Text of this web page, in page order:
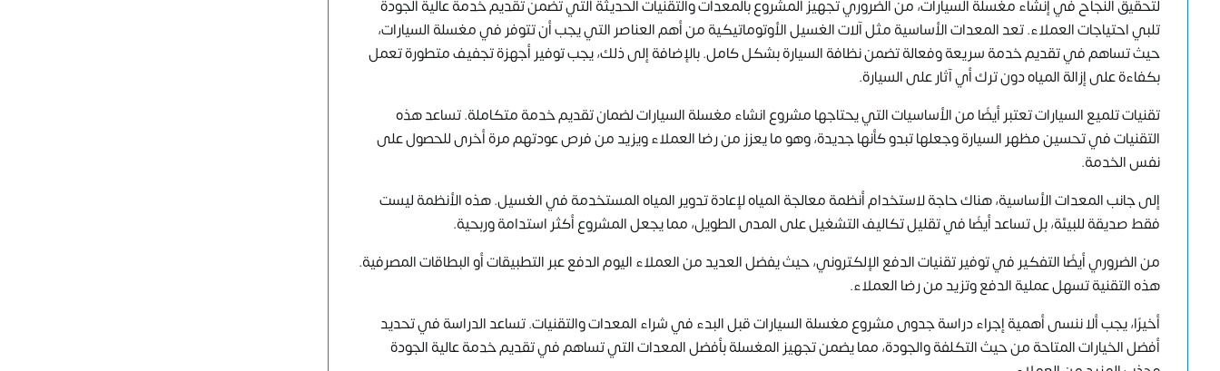
لتحقيق النجاح في إنشاء مغسلة السيارات، من الضروري تجهيز المشروع بالمعدات والتقنيات الحديثة التي تضمن تقديم خدمة عالية الجودة
تلبي احتياجات العملاء. تعد المعدات الأساسية مثل آلات الغسيل الأوتوماتيكية من أهم العناصر التي يجب أن تتوفر في مغسلة السيارات،
حيث تساهم في تقديم خدمة سريعة وفعالة تضمن نظافة السيارة بشكل كامل. بالإضافة إلى ذلك، يجب توفير أجهزة تجفيف متطورة تعمل
بكفاءة على إزالة المياه دون ترك أي آثار على السيارة.
تقنيات تلميع السيارات تعتبر أيضًا من الأساسيات التي يحتاجها مشروع انشاء مغسلة السيارات لضمان تقديم خدمة متكاملة. تساعد هذه
التقنيات في تحسين مظهر السيارة وجعلها تبدو كأنها جديدة، وهو ما يعزز من رضا العملاء ويزيد من فرص عودتهم مرة أخرى للحصول على
نفس الخدمة.
إلى جانب المعدات الأساسية، هناك حاجة لاستخدام أنظمة معالجة المياه لإعادة تدوير المياه المستخدمة في الغسيل. هذه الأنظمة ليست
فقط صديقة للبيئة، بل تساعد أيضًا في تقليل تكاليف التشغيل على المدى الطويل، مما يجعل المشروع أكثر استدامة وربحية.
من الضروري أيضًا التفكير في توفير تقنيات الدفع الإلكتروني، حيث يفضل العديد من العملاء اليوم الدفع عبر التطبيقات أو البطاقات المصرفية.
هذه التقنية تسهل عملية الدفع وتزيد من رضا العملاء.
أخيرًا، يجب ألا ننسى أهمية إجراء دراسة جدوى مشروع مغسلة السيارات قبل البدء في شراء المعدات والتقنيات. تساعد الدراسة في تحديد
أفضل الخيارات المتاحة من حيث التكلفة والجودة، مما يضمن تجهيز المغسلة بأفضل المعدات التي تساهم في تقديم خدمة عالية الجودة